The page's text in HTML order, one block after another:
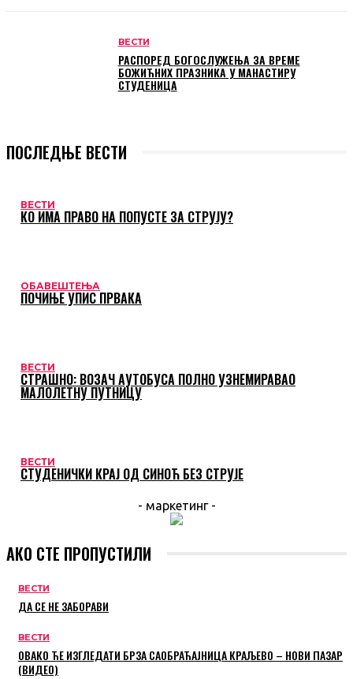
ВЕСТИ
РАСПОРЕД БОГОСЛУЖЕЊА ЗА ВРЕМЕ
БОЖИЋНИХ ПРАЗНИКА У МАНАСТИРУ
СТУДЕНИЦА
ПОСЛЕДЊЕ ВЕСТИ
ВЕСТИ
КО ИМА ПРАВО НА ПОПУСТЕ ЗА СТРУЈУ?
ОБАВЕШТЕЊА
ПОЧИЊЕ УПИС ПРВАКА
ВЕСТИ
СТРАШНО: ВОЗАЧ АУТОБУСА ПОЛНО УЗНЕМИРАВАО
МАЛОЛЕТНУ ПУТНИЦУ
ВЕСТИ
СТУДЕНИЧКИ КРАЈ ОД СИНОЋ БЕЗ СТРУЈЕ
- маркетинг -
АКО СТЕ ПРОПУСТИЛИ
ВЕСТИ
ДА СЕ НЕ ЗАБОРАВИ
ВЕСТИ
ОВАКО ЋЕ ИЗГЛЕДАТИ БРЗА САОБРАЋАЈНИЦА КРАЉЕВО – НОВИ ПАЗАР
(ВИДЕО)